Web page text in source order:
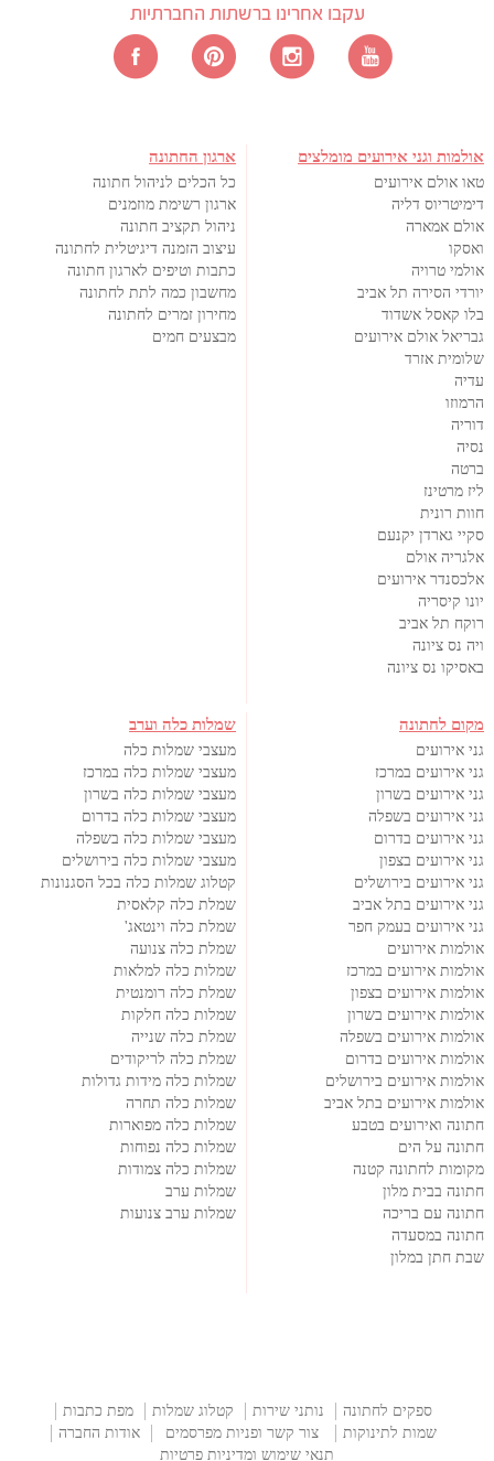
עקבו אחרינו ברשתות החברתיות
אולמות וגני אירועים מומלצים
טאו אולם אירועים
דימיטריוס דליה
אולם אמארה
ואסקו
אולמי טרויה
יורדי הסירה תל אביב
בלו קאסל אשדוד
גבריאל אולם אירועים
שלומית אזרד
עדיה
הרמוזו
דוריה
נסיה
ברטה
ליז מרטינז
חוות רונית
סקיי גארדן יקנעם
אלגריה אולם
אלכסנדר אירועים
יונו קיסריה
רוקח תל אביב
ויה נס ציונה
באסיקו נס ציונה
ארגון החתונה
כל הכלים לניהול חתונה
ארגון רשימת מוזמנים
ניהול תקציב חתונה
עיצוב הזמנה דיגיטלית לחתונה
כתבות וטיפים לארגון חתונה
מחשבון כמה לתת לחתונה
מחירון זמרים לחתונה
מבצעים חמים
מקום לחתונה
גני אירועים
גני אירועים במרכז
גני אירועים בשרון
גני אירועים בשפלה
גני אירועים בדרום
גני אירועים בצפון
גני אירועים בירושלים
גני אירועים בתל אביב
גני אירועים בעמק חפר
אולמות אירועים
אולמות אירועים במרכז
אולמות אירועים בצפון
אולמות אירועים בשרון
אולמות אירועים בשפלה
אולמות אירועים בדרום
אולמות אירועים בירושלים
אולמות אירועים בתל אביב
חתונה ואירועים בטבע
חתונה על הים
מקומות לחתונה קטנה
חתונה בבית מלון
חתונה עם בריכה
חתונה במסעדה
שבת חתן במלון
שמלות כלה וערב
מעצבי שמלות כלה
מעצבי שמלות כלה במרכז
מעצבי שמלות כלה בשרון
מעצבי שמלות כלה בדרום
מעצבי שמלות כלה בשפלה
מעצבי שמלות כלה בירושלים
קטלוג שמלות כלה בכל הסגנונות
שמלת כלה קלאסית
שמלת כלה וינטאג'
שמלת כלה צנועה
שמלות כלה למלאות
שמלת כלה רומנטית
שמלות כלה חלקות
שמלת כלה שנייה
שמלת כלה לריקודים
שמלות כלה מידות גדולות
שמלות כלה תחרה
שמלות כלה מפוארות
שמלות כלה נפוחות
שמלות כלה צמודות
שמלות ערב
שמלות ערב צנועות
ספקים לחתונה נותני שירות קטלוג שמלות
מפת כתבות
שמות לתינוקות
צור קשר ופניות מפרסמים
אודות החברה
תנאי שימוש ומדיניות פרטיות